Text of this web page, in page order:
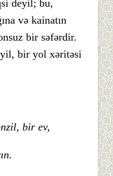
deyil; bu,
və kainatın
bir səfərdir.
bir yol xəritəsi
bir ev,